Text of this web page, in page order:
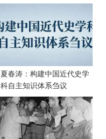
夏春涛：构建中国近代史学
科自主知识体系刍议